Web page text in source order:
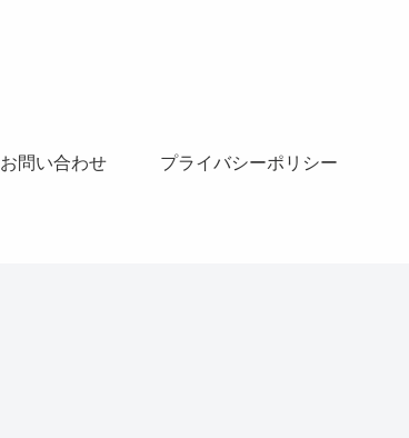
お問い合わせ プライバシーポリシー